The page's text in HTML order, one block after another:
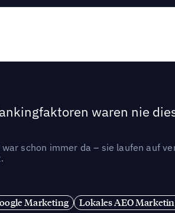
waren nie
schon immer da – sie laufen auf
Marketing Lokales AEO